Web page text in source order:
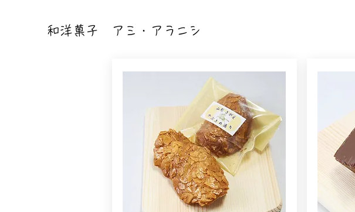
和洋菓子 アミ・アラニシ